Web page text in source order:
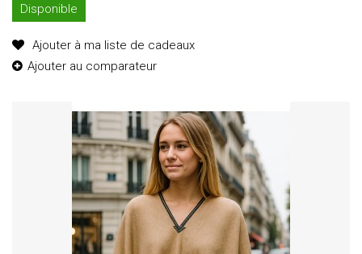
Disponible
Ajouter à ma liste de cadeaux
Ajouter au comparateur